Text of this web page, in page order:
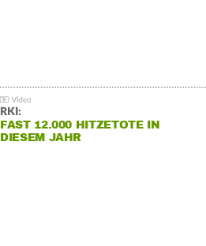
RKI:
FAST 12.000 HITZETOTE IN
DIESEM JAHR